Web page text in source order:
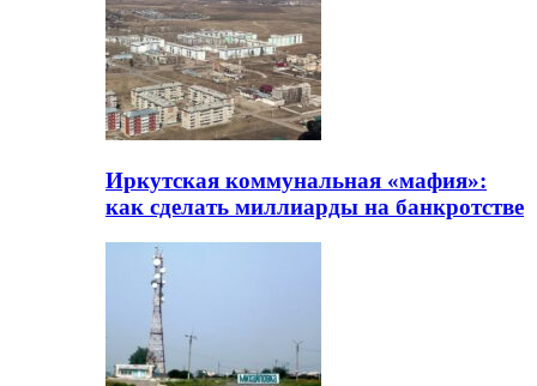
Иркутская коммунальная «мафия»:
как сделать миллиарды на банкротстве